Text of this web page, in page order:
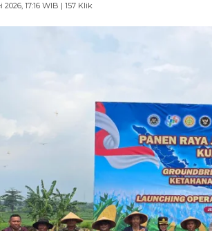
2026, 17:16 WIB | 157 Klik